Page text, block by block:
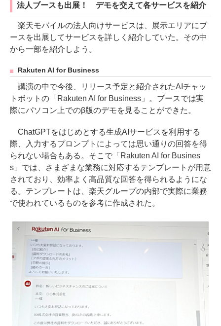
法人ブースも出展！ デモを交えて各サービスを紹介
楽天モバイルの法人向けサービスは、展示エリアにブ
ースを出展してサービスを詳しく紹介していた。その中
から一部を紹介しよう。
Rakuten AI for Business
講演の中で今後、リリース予定と紹介されたAIチャッ
トボットの「Rakuten AI for Business」。ブースでは実
際にパソコン上でのβ版のデモを見ることができた。
ChatGPTをはじめとする生成AIサービスを利用する
際、入力するプロンプトによっては思い通りの回答を得
られない場合もある。そこで「Rakuten AI for Busines
s」では、さまざまな業務に対応するテンプレートが用意
されており、効率よく高品質な回答を得られるようにな
る。テンプレートは、楽天グループの内部で実際に業務
で使われているものを参考に作成された。